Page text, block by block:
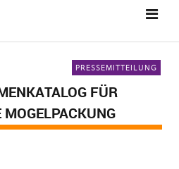
PRESSEMITTEILUNG
FÜR S